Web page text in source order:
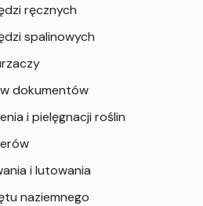
ręcznych
spalinowych
dokumentów
i pielęgnacji roślin
i lutowania
naziemnego